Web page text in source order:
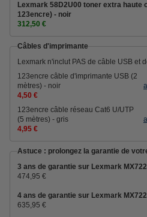
Lexmark 58D2U00 toner extra haute
123encre) - noir
312,50 €
Câbles d'imprimante
Lexmark n'inclut PAS de câble USB et
123encre câble d'imprimante USB (2
mètres) - noir
4,50 €
123encre câble réseau Cat6 U/UTP
(5 mètres) - gris
4,95 €
Astuce : prolongez la garantie de
3 ans de garantie sur Lexmark
474,95 €
4 ans de garantie sur Lexmark
635,95 €